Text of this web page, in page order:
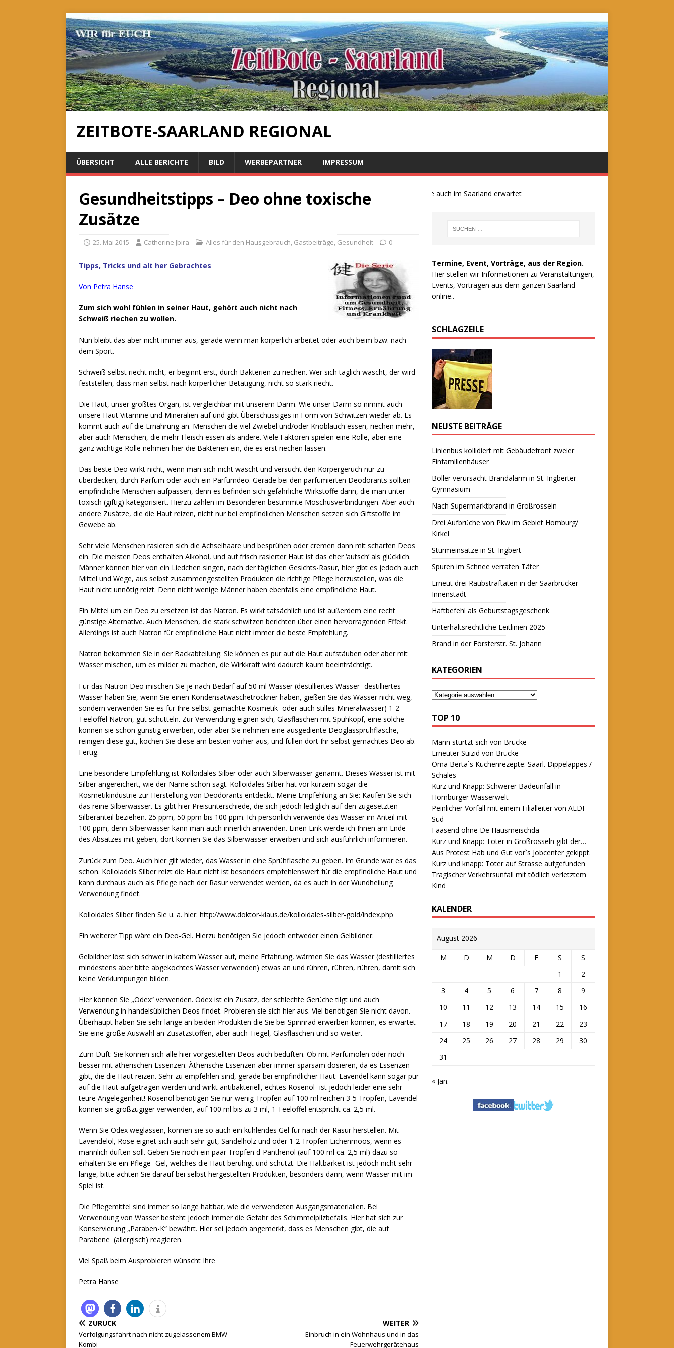
ZEITBOTE-SAARLAND REGIONAL
ÜBERSICHT ALLE BERICHTE BILD WERBEPARTNER IMPRESSUM
Gesundheitstipps – Deo ohne toxische
Zusätze
25. Mai 2015 Catherine Jbira Alles für den Hausgebrauch, Gastbeiträge, Gesundheit 0
Tipps, Tricks und alt her Gebrachtes
Von Petra Hanse
Zum sich wohl fühlen in seiner Haut, gehört auch nicht nach
Schweiß riechen zu wollen.
Nun bleibt das aber nicht immer aus, gerade wenn man körperlich arbeitet oder auch beim bzw. nach
dem Sport.
Schweiß selbst riecht nicht, er beginnt erst, durch Bakterien zu riechen. Wer sich täglich wäscht, der wird
feststellen, dass man selbst nach körperlicher Betätigung, nicht so stark riecht.
Die Haut, unser größtes Organ, ist vergleichbar mit unserem Darm. Wie unser Darm so nimmt auch
unsere Haut Vitamine und Mineralien auf und gibt Überschüssiges in Form von Schwitzen wieder ab. Es
kommt auch auf die Ernährung an. Menschen die viel Zwiebel und/oder Knoblauch essen, riechen mehr,
aber auch Menschen, die mehr Fleisch essen als andere. Viele Faktoren spielen eine Rolle, aber eine
ganz wichtige Rolle nehmen hier die Bakterien ein, die es erst riechen lassen.
Das beste Deo wirkt nicht, wenn man sich nicht wäscht und versucht den Körpergeruch nur zu
überdecken, durch Parfüm oder auch ein Parfümdeo. Gerade bei den parfümierten Deodorants sollten
empfindliche Menschen aufpassen, denn es befinden sich gefährliche Wirkstoffe darin, die man unter
toxisch (giftig) kategorisiert. Hierzu zählen im Besonderen bestimmte Moschusverbindungen. Aber auch
andere Zusätze, die die Haut reizen, nicht nur bei empfindlichen Menschen setzen sich Giftstoffe im
Gewebe ab.
Sehr viele Menschen rasieren sich die Achselhaare und besprühen oder cremen dann mit scharfen Deos
ein. Die meisten Deos enthalten Alkohol, und auf frisch rasierter Haut ist das eher ‘autsch’ als glücklich.
Männer können hier von ein Liedchen singen, nach der täglichen Gesichts-Rasur, hier gibt es jedoch auch
Mittel und Wege, aus selbst zusammengestellten Produkten die richtige Pflege herzustellen, was die
Haut nicht unnötig reizt. Denn nicht wenige Männer haben ebenfalls eine empfindliche Haut.
Ein Mittel um ein Deo zu ersetzen ist das Natron. Es wirkt tatsächlich und ist außerdem eine recht
günstige Alternative. Auch Menschen, die stark schwitzen berichten über einen hervorragenden Effekt.
Allerdings ist auch Natron für empfindliche Haut nicht immer die beste Empfehlung.
Natron bekommen Sie in der Backabteilung. Sie können es pur auf die Haut aufstäuben oder aber mit
Wasser mischen, um es milder zu machen, die Wirkkraft wird dadurch kaum beeinträchtigt.
Für das Natron Deo mischen Sie je nach Bedarf auf 50 ml Wasser (destilliertes Wasser -destilliertes
Wasser haben Sie, wenn Sie einen Kondensatwäschetrockner haben, gießen Sie das Wasser nicht weg,
sondern verwenden Sie es für Ihre selbst gemachte Kosmetik- oder auch stilles Mineralwasser) 1-2
Teelöffel Natron, gut schütteln. Zur Verwendung eignen sich, Glasflaschen mit Spühkopf, eine solche
können sie schon günstig erwerben, oder aber Sie nehmen eine ausgediente Deoglassprühflasche,
reinigen diese gut, kochen Sie diese am besten vorher aus, und füllen dort Ihr selbst gemachtes Deo ab.
Fertig.
Eine besondere Empfehlung ist Kolloidales Silber oder auch Silberwasser genannt. Dieses Wasser ist mit
Silber angereichert, wie der Name schon sagt. Kolloidales Silber hat vor kurzem sogar die
Kosmetikindustrie zur Herstellung von Deodorants entdeckt. Meine Empfehlung an Sie: Kaufen Sie sich
das reine Silberwasser. Es gibt hier Preisunterschiede, die sich jedoch lediglich auf den zugesetzten
Silberanteil beziehen. 25 ppm, 50 ppm bis 100 ppm. Ich persönlich verwende das Wasser im Anteil mit
100 ppm, denn Silberwasser kann man auch innerlich anwenden. Einen Link werde ich Ihnen am Ende
des Absatzes mit geben, dort können Sie das Silberwasser erwerben und sich ausführlich informieren.
Zurück zum Deo. Auch hier gilt wieder, das Wasser in eine Sprühflasche zu geben. Im Grunde war es das
schon. Kolloiadels Silber reizt die Haut nicht ist besonders empfehlenswert für die empfindliche Haut und
kann durchaus auch als Pflege nach der Rasur verwendet werden, da es auch in der Wundheilung
Verwendung findet.
Kolloidales Silber finden Sie u. a. hier: http://www.doktor-klaus.de/kolloidales-silber-gold/index.php
Ein weiterer Tipp wäre ein Deo-Gel. Hierzu benötigen Sie jedoch entweder einen Gelbildner.
Gelbildner löst sich schwer in kaltem Wasser auf, meine Erfahrung, wärmen Sie das Wasser (destilliertes
mindestens aber bitte abgekochtes Wasser verwenden) etwas an und rühren, rühren, rühren, damit sich
keine Verklumpungen bilden.
Hier können Sie „Odex“ verwenden. Odex ist ein Zusatz, der schlechte Gerüche tilgt und auch
Verwendung in handelsüblichen Deos findet. Probieren sie sich hier aus. Viel benötigen Sie nicht davon.
Überhaupt haben Sie sehr lange an beiden Produkten die Sie bei Spinnrad erwerben können, es erwartet
Sie eine große Auswahl an Zusatzstoffen, aber auch Tiegel, Glasflaschen und so weiter.
Zum Duft: Sie können sich alle hier vorgestellten Deos auch beduften. Ob mit Parfümölen oder noch
besser mit ätherischen Essenzen. Ätherische Essenzen aber immer sparsam dosieren, da es Essenzen
gibt, die die Haut reizen. Sehr zu empfehlen sind, gerade bei empfindlicher Haut: Lavendel kann sogar pur
auf die Haut aufgetragen werden und wirkt antibakteriell, echtes Rosenöl- ist jedoch leider eine sehr
teure Angelegenheit! Rosenöl benötigen Sie nur wenig Tropfen auf 100 ml reichen 3-5 Tropfen, Lavendel
können sie großzügiger verwenden, auf 100 ml bis zu 3 ml, 1 Teelöffel entspricht ca. 2,5 ml.
Wenn Sie Odex weglassen, können sie so auch ein kühlendes Gel für nach der Rasur herstellen. Mit
Lavendelöl, Rose eignet sich auch sehr gut, Sandelholz und oder 1-2 Tropfen Eichenmoos, wenn es
männlich duften soll. Geben Sie noch ein paar Tropfen d-Panthenol (auf 100 ml ca. 2,5 ml) dazu so
erhalten Sie ein Pflege- Gel, welches die Haut beruhigt und schützt. Die Haltbarkeit ist jedoch nicht sehr
lange, bitte achten Sie darauf bei selbst hergestellten Produkten, besonders dann, wenn Wasser mit im
Spiel ist.
Die Pflegemittel sind immer so lange haltbar, wie die verwendeten Ausgangsmaterialien. Bei
Verwendung von Wasser besteht jedoch immer die Gefahr des Schimmelpilzbefalls. Hier hat sich zur
Konservierung „Paraben-K“ bewährt. Hier sei jedoch angemerkt, dass es Menschen gibt, die auf
Parabene (allergisch) reagieren.
Viel Spaß beim Ausprobieren wünscht Ihre
Petra Hanse
ZURÜCK
Verfolgungsfahrt nach nicht zugelassenem BMW
Kombi
WEITER
Einbruch in ein Wohnhaus und in das
Feuerwehrgerätehaus
Bauernproteste auch im Saarland erwartet
Termine, Event, Vorträge, aus der Region.
Hier stellen wir Informationen zu Veranstaltungen,
Events, Vorträgen aus dem ganzen Saarland
online..
SCHLAGZEILE
NEUSTE BEITRÄGE
Linienbus kollidiert mit Gebäudefront zweier
Einfamilienhäuser
Böller verursacht Brandalarm in St. Ingberter
Gymnasium
Nach Supermarktbrand in Großrosseln
Drei Aufbrüche von Pkw im Gebiet Homburg/
Kirkel
Sturmeinsätze in St. Ingbert
Spuren im Schnee verraten Täter
Erneut drei Raubstraftaten in der Saarbrücker
Innenstadt
Haftbefehl als Geburtstagsgeschenk
Unterhaltsrechtliche Leitlinien 2025
Brand in der Försterstr. St. Johann
KATEGORIEN
TOP 10
Mann stürtzt sich von Brücke
Erneuter Suizid von Brücke
Oma Berta`s Küchenrezepte: Saarl. Dippelappes /
Schales
Kurz und Knapp: Schwerer Badeunfall in
Homburger Wasserwelt
Peinlicher Vorfall mit einem Filialleiter von ALDI
Süd
Faasend ohne De Hausmeischda
Kurz und Knapp: Toter in Großrosseln gibt der…
Aus Protest Hab und Gut vor`s Jobcenter gekippt.
Kurz und knapp: Toter auf Strasse aufgefunden
Tragischer Verkehrsunfall mit tödlich verletztem
Kind
KALENDER
August 2026
M D M D F S
S
1
2
3
4 5 6 7 8
9
10
11 12 13 14 15
16
17
18 19 20 21 22
23
24
25 26 27 28 29
30
31
« Jan.